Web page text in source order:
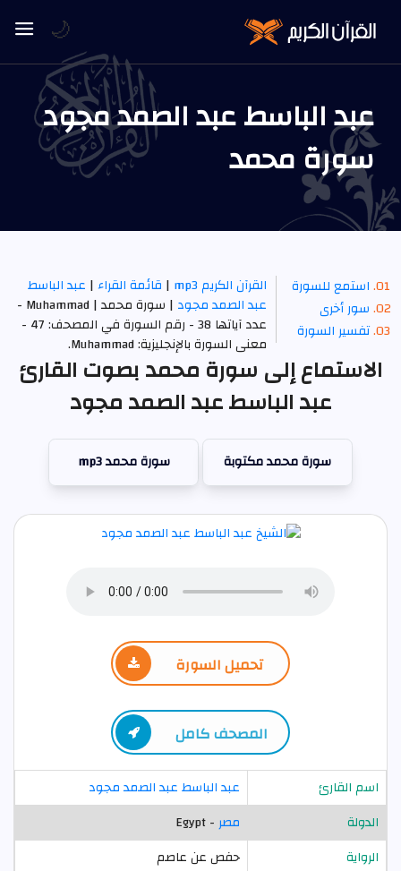
عبد الباسط عبد الصمد مجود
سورة محمد
استمع للسورة
سور أخرى
تفسير السورة
القرآن الكريم mp3 | قائمة القراء| عبد الباسط
عبد الصمد مجود
| سورة محمد | Muhammad -
عدد آياتها 38 - رقم السورة في المصحف: 47 -
معنى السورة بالإنجليزية: Muhammad.
الاستماع إلى سورة محمد بصوت القارئ
عبد الباسط عبد الصمد مجود
سورة محمد مكتوبة سورة محمد mp3
تحميل السورة
المصحف كامل
اسم القارئ
عبد الباسط عبد الصمد مجود
الدولة
مصر- Egypt
الرواية
حفص عن عاصم
🌙